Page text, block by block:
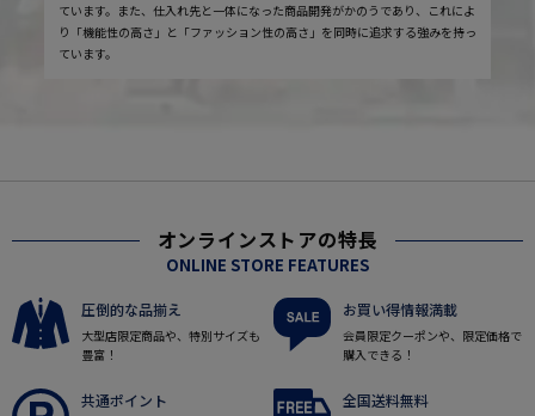
ています。また、仕入れ先と一体になった商品開発がかのうであり、これによ
り「機能性の高さ」と「ファッション性の高さ」を同時に追求する強みを持っ
ています。
オンラインストアの特長
ONLINE STORE FEATURES
圧倒的な品揃え
大型店限定商品や、特別サイズも
豊富！
お買い得情報満載
会員限定クーポンや、限定価格で
購入できる！
共通ポイント 全国送料無料